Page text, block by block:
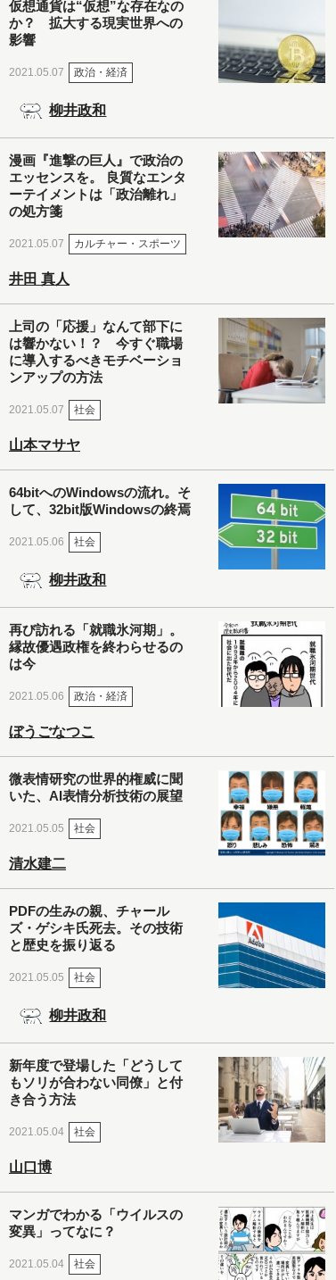
仮想通貨は“仮想”な存在なの
か？ 拡大する現実世界への
影響
2021.05.07 政治・経済
柳井政和
漫画『進撃の巨人』で政治の
エッセンスを。 良質なエンタ
ーテイメントは「政治離れ」
の処方箋
2021.05.07 カルチャー・スポーツ
井田 真人
上司の「応援」なんて部下に
は響かない！？ 今すぐ職場
に導入するべきモチベーショ
ンアップの方法
2021.05.07 社会
山本マサヤ
64bitへのWindowsの流れ。そ
して、32bit版Windowsの終焉
2021.05.06 社会
柳井政和
再び訪れる「就職氷河期」。
縁故優遇政権を終わらせるの
は今
2021.05.06 政治・経済
ぼうごなつこ
微表情研究の世界的権威に聞
いた、AI表情分析技術の展望
2021.05.05 社会
清水建二
PDFの生みの親、チャール
ズ・ゲシキ氏死去。その技術
と歴史を振り返る
2021.05.05 社会
柳井政和
新年度で登場した「どうして
もソリが合わない同僚」と付
き合う方法
2021.05.04 社会
山口博
マンガでわかる「ウイルスの
変異」ってなに？
2021.05.04 社会